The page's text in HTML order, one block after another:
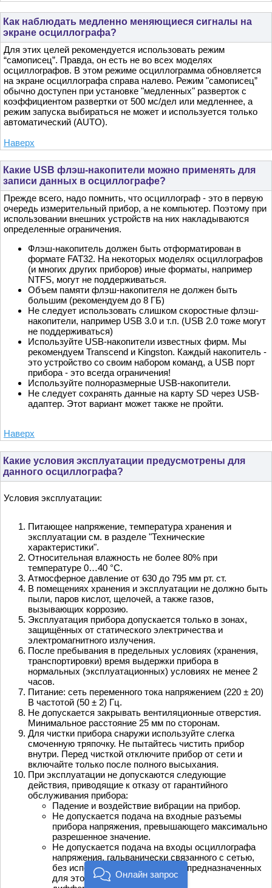
Как наблюдать медленно меняющиеся сигналы на
экране осциллографа?
Для этих целей рекомендуется использовать режим
“самописец”. Правда, он есть не во всех моделях
осциллографов. В этом режиме осциллограмма обновляется
на экране осциллографа справа налево. Режим "самописец”
обычно доступен при установке "медленных" разверток с
коэффициентом развертки от 500 мс/дел или медленнее, а
режим запуска выбираться не может и используется только
автоматический (AUTO).
Наверх
Какие USB флэш-накопители можно применять для
записи данных в осциллографе?
Прежде всего, надо помнить, что осциллограф - это в первую
очередь измерительный прибор, а не компьютер. Поэтому при
использовании внешних устройств на них накладываются
определенные ограничения.
Флэш-накопитель должен быть отформатирован в
формате FAT32. На некоторых моделях осциллографов
(и многих других приборов) иные форматы, например
NTFS, могут не поддерживаться.
Объем памяти флэш-накопителя не должен быть
большим (рекомендуем до 8 ГБ)
Не следует использовать слишком скоростные флэш-
накопители, например USB 3.0 и т.п. (USB 2.0 тоже могут
не поддерживаться)
Используйте USB-накопители известных фирм. Мы
рекомендуем Transcend и Kingston. Каждый накопитель -
это устройство со своим набором команд, а USB порт
прибора - это всегда ограничения!
Используйте полноразмерные USB-накопители.
Не следует сохранять данные на карту SD через USB-
адаптер. Этот вариант может также не пройти.
Наверх
Какие условия эксплуатации предусмотрены для
данного осциллографа?
Условия эксплуатации:
Питающее напряжение, температура хранения и
эксплуатации см. в разделе "Технические
характеристики".
Относительная влажность не более 80% при
температуре 0…40 °С.
Атмосферное давление от 630 до 795 мм рт. ст.
В помещениях хранения и эксплуатации не должно быть
пыли, паров кислот, щелочей, а также газов,
вызывающих коррозию.
Эксплуатация прибора допускается только в зонах,
защищённых от статического электричества и
электромагнитного излучения.
После пребывания в предельных условиях (хранения,
транспортировки) время выдержки прибора в
нормальных (эксплуатационных) условиях не менее 2
часов.
Питание: сеть переменного тока напряжением (220 ± 20)
В частотой (50 ± 2) Гц.
Не допускается закрывать вентиляционные отверстия.
Минимальное расстояние 25 мм по сторонам.
Для чистки прибора снаружи используйте слегка
смоченную тряпочку. Не пытайтесь чистить прибор
внутри. Перед чисткой отключите прибор от сети и
включайте только после полного высыхания.
При эксплуатации не допускаются следующие
действия, приводящие к отказу от гарантийного
обслуживания прибора:
Падение и воздействие вибрации на прибор.
Не допускается подача на входные разъемы
прибора напряжения, превышающего максимально
разрешенное значение.
Не допускается подача на входы осциллографа
напряжения, гальванически связанного с сетью,
без использования специально предназначенных
для этого устройств, например,
Онлайн запрос